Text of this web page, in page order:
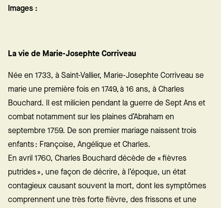
Images :
La vie de Marie-Josephte Corriveau
Née en 1733, à Saint-Vallier, Marie-Josephte Corriveau se
marie une première fois en 1749, à 16 ans, à Charles
Bouchard. Il est milicien pendant la guerre de Sept Ans et
combat notamment sur les plaines d’Abraham en
septembre 1759. De son premier mariage naissent trois
enfants : Françoise, Angélique et Charles.
En avril 1760, Charles Bouchard décède de « fièvres
putrides », une façon de décrire, à l’époque, un état
contagieux causant souvent la mort, dont les symptômes
comprennent une très forte fièvre, des frissons et une